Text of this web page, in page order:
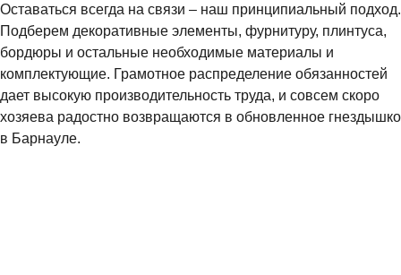
Оставаться всегда на связи – наш принципиальный подход.
Подберем декоративные элементы, фурнитуру, плинтуса,
бордюры и остальные необходимые материалы и
комплектующие. Грамотное распределение обязанностей
дает высокую производительность труда, и совсем скоро
хозяева радостно возвращаются в обновленное гнездышко
в Барнауле.